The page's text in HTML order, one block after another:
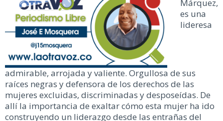
Márquez,
es una
lideresa
admirable, arrojada y valiente. Orgullosa de sus
raíces negras y defensora de los derechos de las
mujeres excluidas, discriminadas y desposeídas. De
allí la importancia de exaltar cómo esta mujer ha ido
construyendo un liderazgo desde las entrañas del